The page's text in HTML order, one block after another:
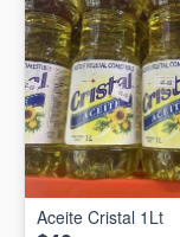
Aceite Cristal 1Lt